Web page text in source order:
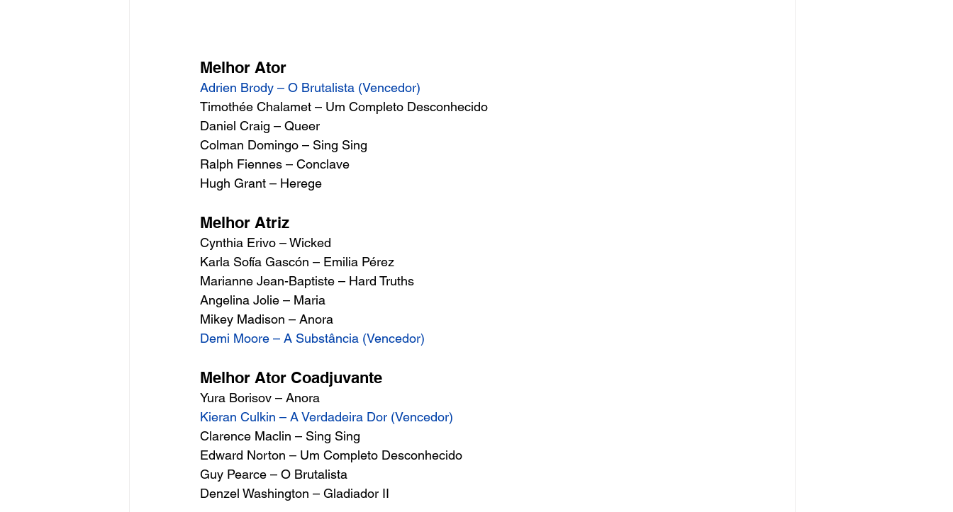
Melhor Ator
Adrien Brody – O Brutalista (Vencedor)
Timothée Chalamet – Um Completo Desconhecido
Daniel Craig – Queer
Colman Domingo – Sing Sing
Ralph Fiennes – Conclave
Hugh Grant – Herege
Melhor Atriz
Cynthia Erivo – Wicked
Karla Sofía Gascón – Emilia Pérez
Marianne Jean-Baptiste – Hard Truths
Angelina Jolie – Maria
Mikey Madison – Anora
Demi Moore – A Substância (Vencedor)
Melhor Ator Coadjuvante
Yura Borisov – Anora
Kieran Culkin – A Verdadeira Dor (Vencedor)
Clarence Maclin – Sing Sing
Edward Norton – Um Completo Desconhecido
Guy Pearce – O Brutalista
Denzel Washington – Gladiador II